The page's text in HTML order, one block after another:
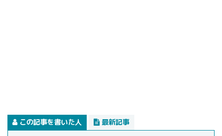
この記事を書いた人 最新記事